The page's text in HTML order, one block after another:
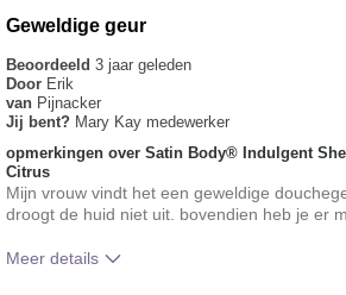
Geweldige geur
Beoordeeld 3 jaar geleden
Door Erik
van Pijnacker
Jij bent? Mary Kay medewerker
opmerkingen over Satin Body® Indulgent
Citrus
Mijn vrouw vindt het een geweldige
droogt de huid niet uit. bovendien heb je er
Meer details